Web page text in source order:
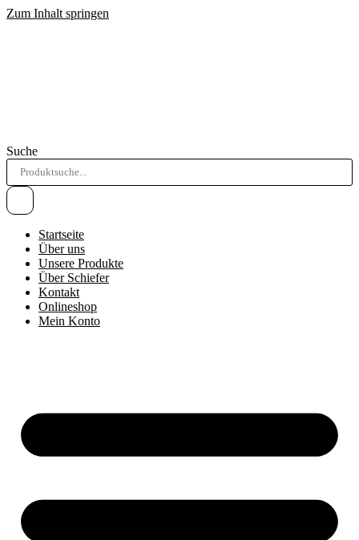
Zum Inhalt springen
Suche
Startseite
Über uns
Unsere Produkte
Über Schiefer
Kontakt
Onlineshop
Mein Konto